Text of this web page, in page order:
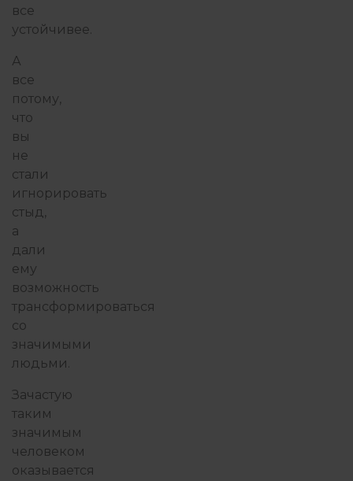
все
устойчивее.
А
все
потому,
что
вы
не
стали
игнорировать
стыд,
а
дали
ему
возможность
трансформироваться
со
значимыми
людьми.
Зачастую
таким
значимым
человеком
оказывается